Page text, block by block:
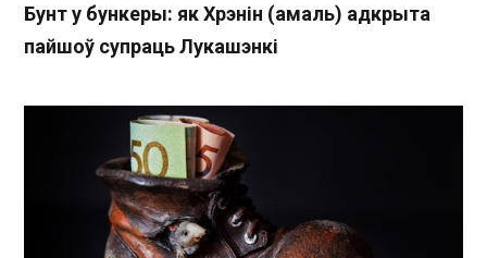
Бунт у бункеры: як Хрэнін (амаль) адкрыта
пайшоў супраць Лукашэнкі